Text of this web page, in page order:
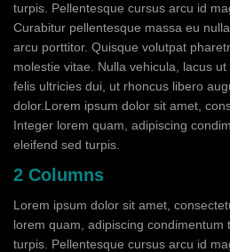
turpis. Pellentesque cursus arcu id
Curabitur pellentesque massa eu
arcu porttitor. Quisque volutpat
molestie vitae. Nulla vehicula, lacus
felis ultricies dui, ut rhoncus libero
dolor.Lorem ipsum dolor sit amet,
Integer lorem quam, adipiscing
eleifend sed turpis.
2 Columns
Lorem ipsum dolor sit amet,
lorem quam, adipiscing condimentum
turpis. Pellentesque cursus arcu id